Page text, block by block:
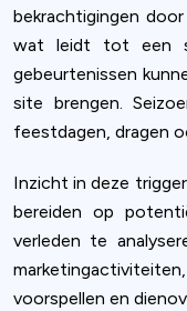
bekrachtigingen
wat leidt tot een
gebeurtenissen
site brengen.
feestdagen, dragen
Inzicht in deze
bereiden op
verleden te
voorspellen en